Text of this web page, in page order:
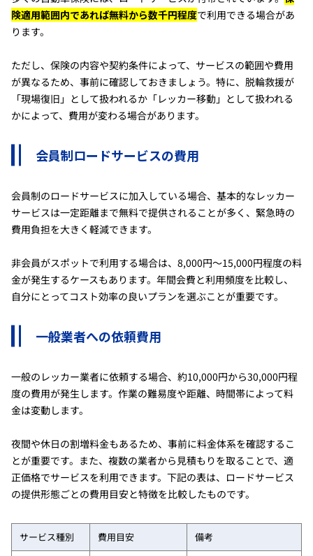
険適用範囲内であれば無料から数千円程度で利用できる場合があ
ります。
ただし、保険の内容や契約条件によって、サービスの範囲や費用
が異なるため、事前に確認しておきましょう。特に、脱輪救援が
「現場復旧」として扱われるか「レッカー移動」として扱われる
かによって、費用が変わる場合があります。
会員制ロードサービスの費用
会員制のロードサービスに加入している場合、基本的なレッカー
サービスは一定距離まで無料で提供されることが多く、緊急時の
費用負担を大きく軽減できます。
非会員がスポットで利用する場合は、8,000円〜15,000円程度の料
金が発生するケースもあります。年間会費と利用頻度を比較し、
自分にとってコスト効率の良いプランを選ぶことが重要です。
一般業者への依頼費用
一般のレッカー業者に依頼する場合、約10,000円から30,000円程
度の費用が発生します。作業の難易度や距離、時間帯によって料
金は変動します。
夜間や休日の割増料金もあるため、事前に料金体系を確認するこ
とが重要です。また、複数の業者から見積もりを取ることで、適
正価格でサービスを利用できます。下記の表は、ロードサービス
の提供形態ごとの費用目安と特徴を比較したものです。
サービス種別 費用目安 備考